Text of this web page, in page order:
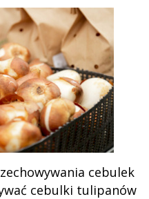
cebulek
cebulki tulipanów